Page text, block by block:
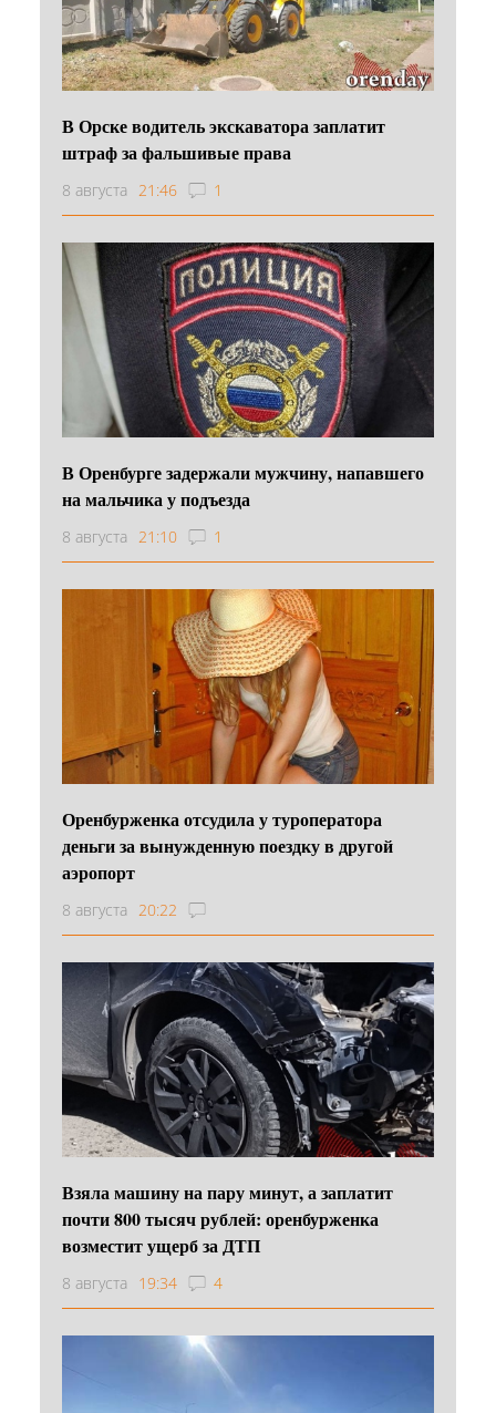
В Орске водитель экскаватора заплатит
штраф за фальшивые права
8 августа 21:46 1
В Оренбурге задержали мужчину, напавшего
на мальчика у подъезда
8 августа 21:10 1
Оренбурженка отсудила у туроператора
деньги за вынужденную поездку в другой
аэропорт
8 августа 20:22
Взяла машину на пару минут, а заплатит
почти 800 тысяч рублей: оренбурженка
возместит ущерб за ДТП
8 августа 19:34 4